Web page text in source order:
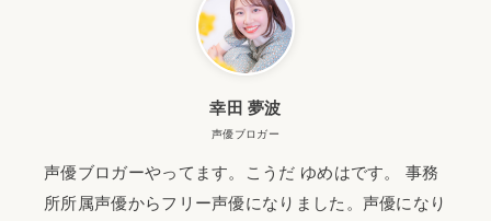
幸田 夢波
声優ブロガー
声優ブロガーやってます。こうだ ゆめはです。 事務
所所属声優からフリー声優になりました。声優になり